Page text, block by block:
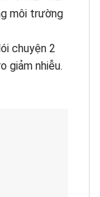
môi trường
chuyện 2
giảm nhiễu.